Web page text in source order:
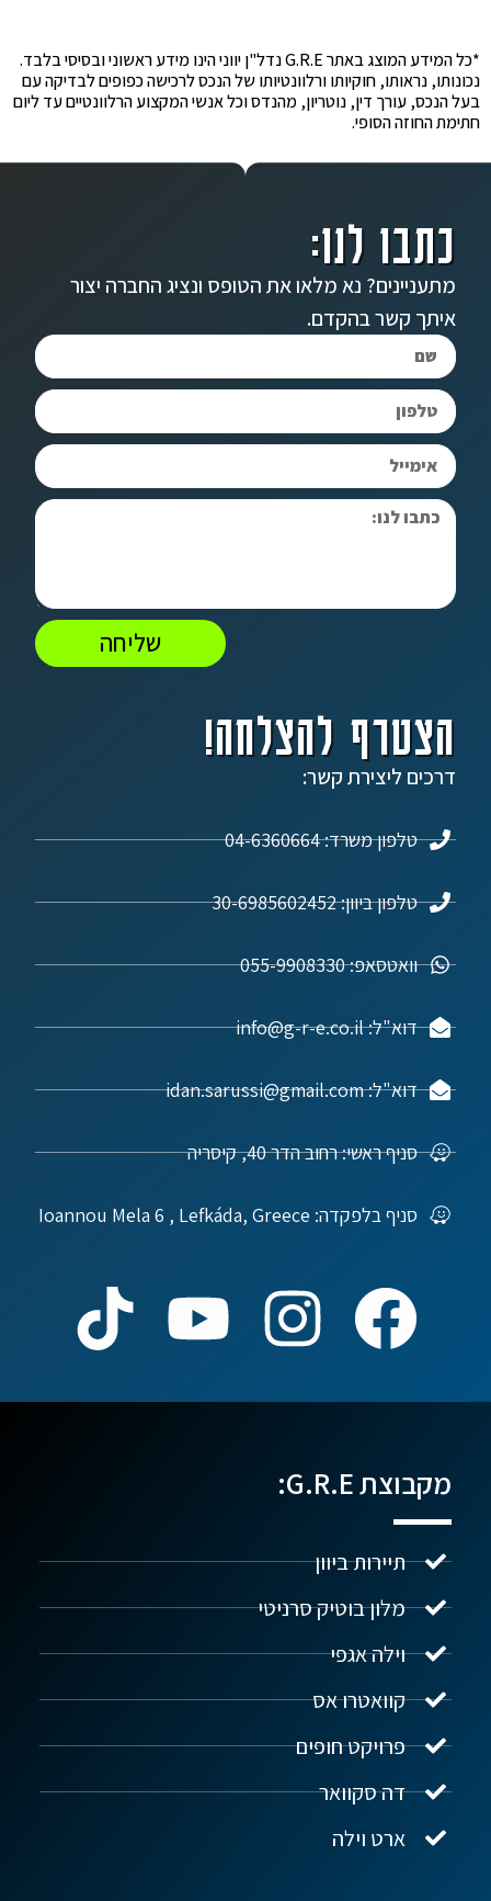
*כל המידע המוצג באתר G.R.E נדל"ן יווני הינו מידע ראשוני ובסיסי בלבד.
נכונותו, נראותו, חוקיותו ורלוונטיותו של הנכס לרכישה כפופים לבדיקה עם
בעל הנכס, עורך דין, נוטריון, מהנדס וכל אנשי המקצוע הרלוונטיים עד ליום
חתימת החוזה הסופי.
הצטרף להצלחה!
דרכים ליצירת קשר:
טלפון משרד: 04-6360664
טלפון ביוון: 30-6985602452
וואטסאפ: 055-9908330
דוא"ל: info@g-r-e.co.il
דוא"ל: idan.sarussi@gmail.com
סניף ראשי: רחוב הדר 40, קיסריה
סניף בלפקדה: Ioannou Mela 6 , Lefkáda, Greece
כתבו לנו:
מתעניינים? נא מלאו את הטופס ונציג החברה יצור
איתך קשר בהקדם.
שליחה
מקבוצת G.R.E:
תיירות ביוון
מלון בוטיק סרניטי
וילה אגפי
קוואטרו אס
פרויקט חופים
דה סקוואר
ארט וילה
נדל"ן ביוון G.R.E
שלום! איך אפשר לעזור?